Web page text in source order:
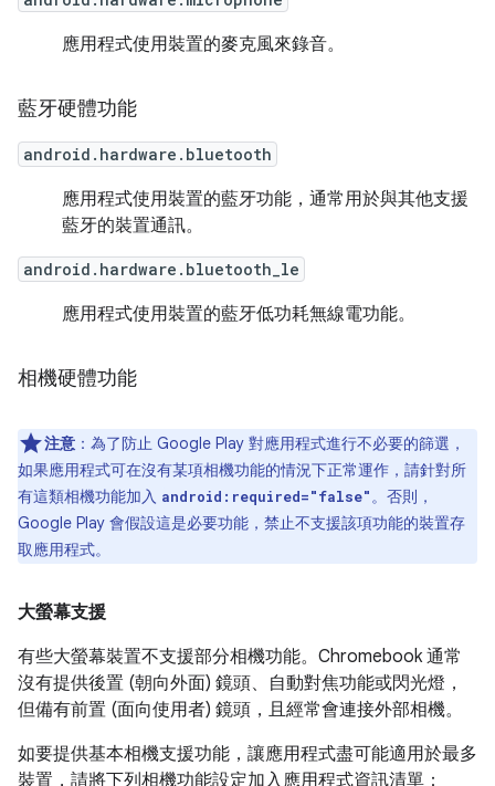
應用程式使用裝置的麥克風來錄音。
藍牙硬體功能
android.hardware.bluetooth
應用程式使用裝置的藍牙功能，通常用於與其他支援
藍牙的裝置通訊。
android.hardware.bluetooth_le
應用程式使用裝置的藍牙低功耗無線電功能。
相機硬體功能
注意 ：為了防止 Google Play 對應用程式進行不必要的篩選，
如果應用程式可在沒有某項相機功能的情況下正常運作，請針對所
有這類相機功能加入 android:required="false"。否則，
Google Play 會假設這是必要功能，禁止不支援該項功能的裝置存
取應用程式。
大螢幕支援
有些大螢幕裝置不支援部分相機功能。Chromebook 通常
沒有提供後置 (朝向外面) 鏡頭、自動對焦功能或閃光燈，
但備有前置 (面向使用者) 鏡頭，且經常會連接外部相機。
如要提供基本相機支援功能，讓應用程式盡可能適用於最多
裝置，請將下列相機功能設定加入應用程式資訊清單：